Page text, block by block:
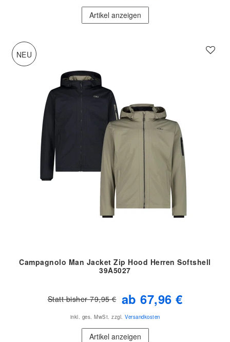
Artikel anzeigen
NEU
Campagnolo Man Jacket Zip Hood Herren Softshell
39A5027
Statt bisher 79,95 € ab 67,96 €
inkl. ges. MwSt. zzgl. Versandkosten
Artikel anzeigen